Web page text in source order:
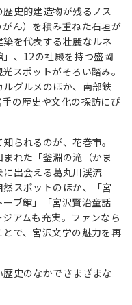
史的建造物が残るノス
ん）を積み重ねた石垣が
を代表する壮麗なルネ
、12の社殿を持つ盛岡
スポットがそろい踏み。
グルメのほか、南部鉄
の歴史や文化の探訪にぴ
られるのが、花巻市。
れた「釜淵の滝（かま
出会える葛丸川渓流
然スポットのほか、「宮
ブ館」「宮沢賢治童話
アムも充実。ファンなら
で、宮沢文学の魅力を再
史のなかでさまざまな